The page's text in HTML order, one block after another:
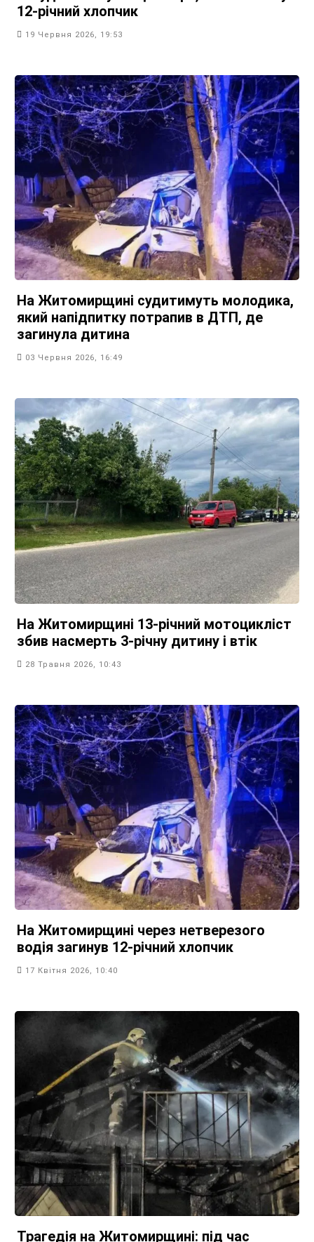
12-річний хлопчик
19 Червня 2026, 19:53
На Житомирщині судитимуть молодика,
який напідпитку потрапив в ДТП, де
загинула дитина
03 Червня 2026, 16:49
На Житомирщині 13-річний мотоцикліст
збив насмерть 3-річну дитину і втік
28 Травня 2026, 10:43
На Житомирщині через нетверезого
водія загинув 12-річний хлопчик
17 Квітня 2026, 10:40
Трагедія на Житомирщині: під час